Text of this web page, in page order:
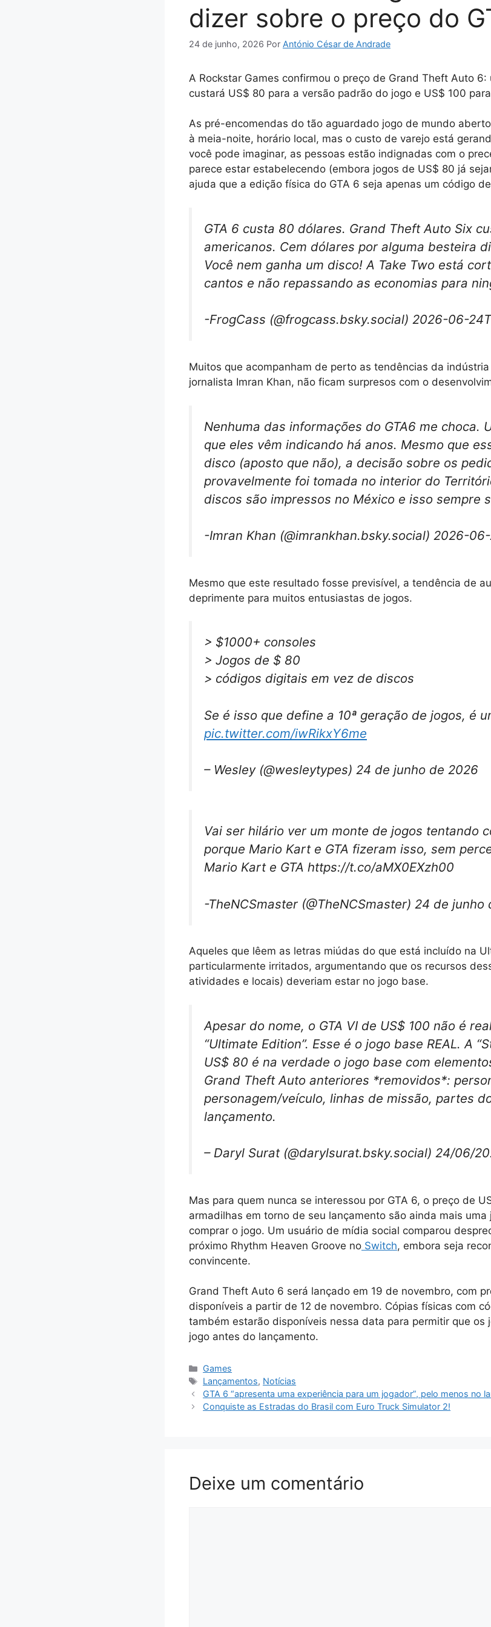
dizer sobre o preço do
24 de junho, 2026 Por António César de Andrade
A Rockstar Games confirmou o preço de Grand Theft Auto
custará US$ 80 para a versão padrão do jogo e US$ 100
As pré-encomendas do tão aguardado jogo de mundo
à meia-noite, horário local, mas o custo de varejo está
você pode imaginar, as pessoas estão indignadas com o
parece estar estabelecendo (embora jogos de US$ 80 já
ajuda que a edição física do GTA 6 seja apenas um código
GTA 6 custa 80 dólares. Grand Theft Auto Six
americanos. Cem dólares por alguma besteira
Você nem ganha um disco! A Take Two está
cantos e não repassando as economias para
-FrogCass (@frogcass.bsky.social) 2026-06-
Muitos que acompanham de perto as tendências da
jornalista Imran Khan, não ficam surpresos com o
Nenhuma das informações do GTA6 me choca.
que eles vêm indicando há anos. Mesmo que
disco (aposto que não), a decisão sobre os
provavelmente foi tomada no interior do
discos são impressos no México e isso sempre
-Imran Khan (@imrankhan.bsky.social) 2026-
Mesmo que este resultado fosse previsível, a tendência de
deprimente para muitos entusiastas de jogos.
> $1000+ consoles
> Jogos de $ 80
> códigos digitais em vez de discos
Se é isso que define a 10ª geração de jogos, é
pic.twitter.com/iwRikxY6me
– Wesley (@wesleytypes) 24 de junho de 2026
Vai ser hilário ver um monte de jogos tentando
porque Mario Kart e GTA fizeram isso, sem
Mario Kart e GTA https://t.co/aMX0EXzh00
-TheNCSmaster (@TheNCSmaster) 24 de junho
Aqueles que lêem as letras miúdas do que está incluído na
particularmente irritados, argumentando que os recursos
atividades e locais) deveriam estar no jogo base.
Apesar do nome, o GTA VI de US$ 100 não é
“Ultimate Edition”. Esse é o jogo base REAL. A
US$ 80 é na verdade o jogo base com
Grand Theft Auto anteriores *removidos*:
personagem/veículo, linhas de missão, partes
lançamento.
– Daryl Surat (@darylsurat.bsky.social) 24/06/
Mas para quem nunca se interessou por GTA 6, o preço de
armadilhas em torno de seu lançamento são ainda mais
comprar o jogo. Um usuário de mídia social comparou
próximo Rhythm Heaven Groove no Switch, embora seja
convincente.
Grand Theft Auto 6 será lançado em 19 de novembro, com
disponíveis a partir de 12 de novembro. Cópias físicas com
também estarão disponíveis nessa data para permitir que os
jogo antes do lançamento.
Categorias
Games
Tags
Lançamentos, Notícias
GTA 6 “apresenta uma experiência para um jogador”, pelo menos no
Conquiste as Estradas do Brasil com Euro Truck Simulator 2!
Deixe um comentário